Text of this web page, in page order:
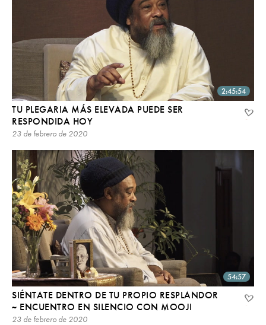
2:45:54
TU PLEGARIA MÁS ELEVADA PUEDE SER
RESPONDIDA HOY
23 de febrero de 2020
54:57
SIÉNTATE DENTRO DE TU PROPIO RESPLANDOR
~ ENCUENTRO EN SILENCIO CON MOOJI
23 de febrero de 2020